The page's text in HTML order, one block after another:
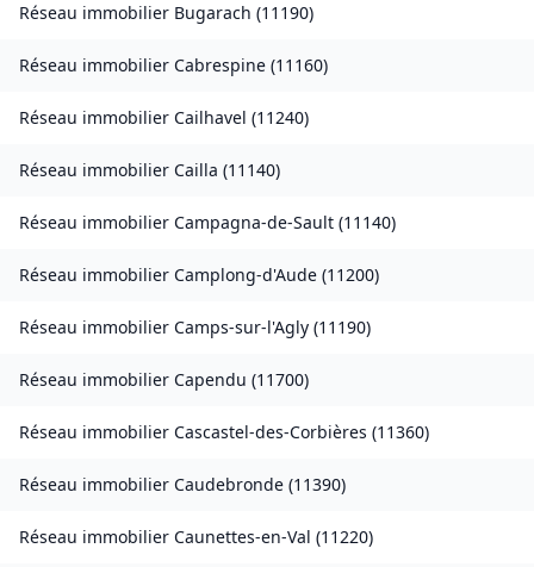
Réseau immobilier Bugarach (11190)
Réseau immobilier Cabrespine (11160)
Réseau immobilier Cailhavel (11240)
Réseau immobilier Cailla (11140)
Réseau immobilier Campagna-de-Sault (11140)
Réseau immobilier Camplong-d'Aude (11200)
Réseau immobilier Camps-sur-l'Agly (11190)
Réseau immobilier Capendu (11700)
Réseau immobilier Cascastel-des-Corbières (11360)
Réseau immobilier Caudebronde (11390)
Réseau immobilier Caunettes-en-Val (11220)